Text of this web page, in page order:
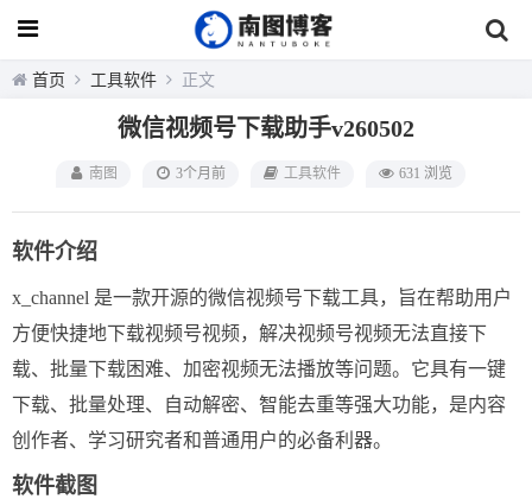
首页 工具软件 正文
微信视频号下载助手v260502
南图 3个月前 工具软件 631 浏览
软件介绍
x_channel 是一款开源的微信视频号下载工具，旨在帮助用户
方便快捷地下载视频号视频，解决视频号视频无法直接下
载、批量下载困难、加密视频无法播放等问题。它具有一键
下载、批量处理、自动解密、智能去重等强大功能，是内容
创作者、学习研究者和普通用户的必备利器。
软件截图